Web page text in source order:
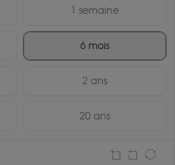
1 semaine
6 mois
2 ans
20 ans